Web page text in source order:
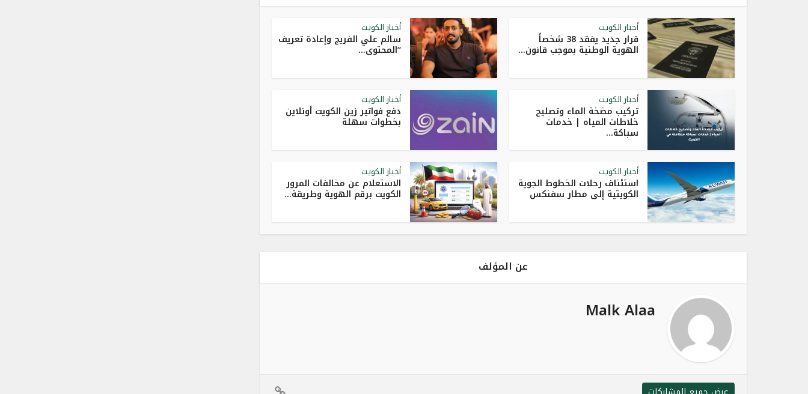
أخبار الكويت
قرار جديد يفقد 38 شخصاً
الهوية الوطنية بموجب قانون...
أخبار الكويت
سالم علي الفريج وإعادة تعريف
“المحتوى...
أخبار الكويت
تركيب مضخة الماء وتصليح
خلاطات المياه | خدمات
سباكة...
أخبار الكويت
دفع فواتير زين الكويت أونلاين
بخطوات سهلة
أخبار الكويت
استئناف رحلات الخطوط الجوية
الكويتية إلى مطار سفنكس
أخبار الكويت
الاستعلام عن مخالفات المرور
الكويت برقم الهوية وطريقة...
عن المؤلف
Malk Alaa